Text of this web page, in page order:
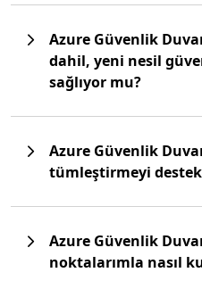
Azure Güvenlik
dahil, yeni nesil
sağlıyor mu?
Azure Güvenlik
tümleştirmeyi
Azure Güvenlik
noktalarımla nasıl